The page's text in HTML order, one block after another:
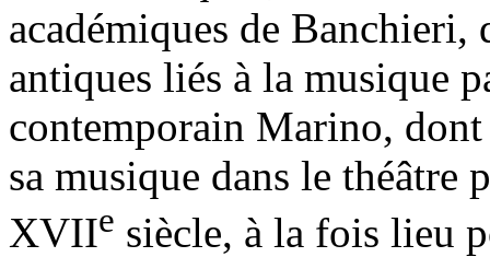
académiques de
antiques liés à la musique
contemporain Marino,
sa musique dans le théâtre
XVIIe siècle, à la fois lieu